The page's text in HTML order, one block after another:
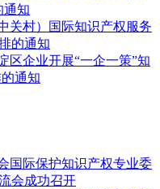
通知
关村）国际知识产权服务
的通知
区企业开展“一企一策”知
通知
国际保护知识产权专业委
会成功召开